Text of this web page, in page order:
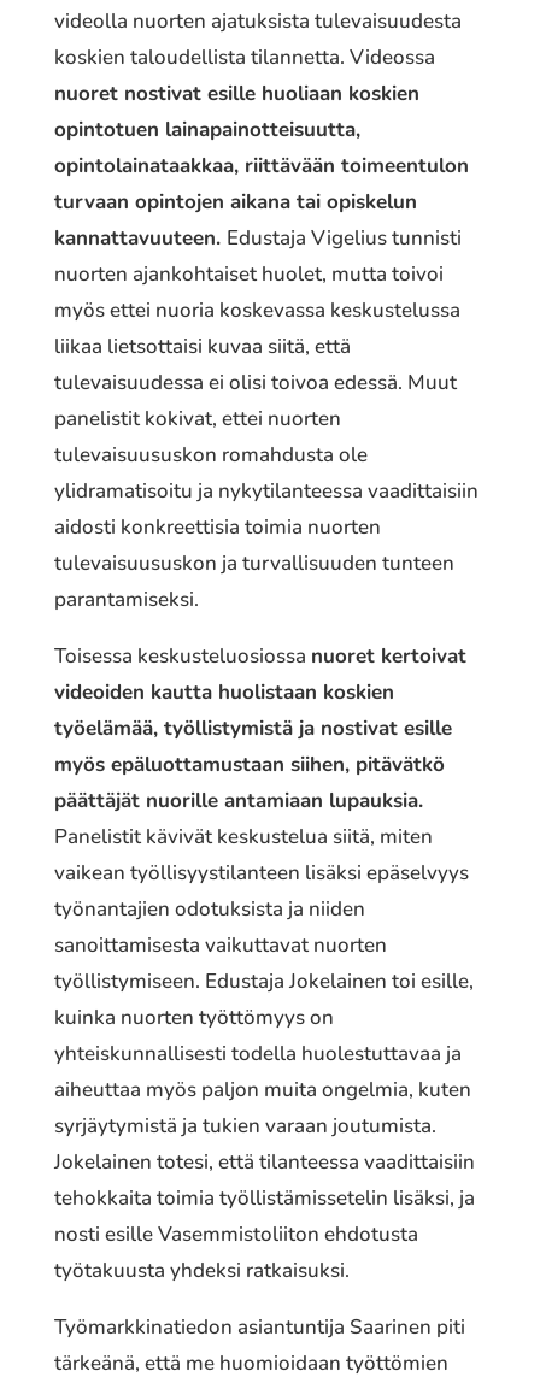
videolla nuorten ajatuksista tulevaisuudesta
koskien taloudellista tilannetta. Videossa
nuoret nostivat esille huoliaan koskien
opintotuen lainapainotteisuutta,
opintolainataakkaa, riittävään toimeentulon
turvaan opintojen aikana tai opiskelun
kannattavuuteen. Edustaja Vigelius tunnisti
nuorten ajankohtaiset huolet, mutta toivoi
myös ettei nuoria koskevassa keskustelussa
liikaa lietsottaisi kuvaa siitä, että
tulevaisuudessa ei olisi toivoa edessä. Muut
panelistit kokivat, ettei nuorten
tulevaisuususkon romahdusta ole
ylidramatisoitu ja nykytilanteessa vaadittaisiin
aidosti konkreettisia toimia nuorten
tulevaisuususkon ja turvallisuuden tunteen
parantamiseksi.
Toisessa keskusteluosiossa nuoret kertoivat
videoiden kautta huolistaan koskien
työelämää, työllistymistä ja nostivat esille
myös epäluottamustaan siihen, pitävätkö
päättäjät nuorille antamiaan lupauksia.
Panelistit kävivät keskustelua siitä, miten
vaikean työllisyystilanteen lisäksi epäselvyys
työnantajien odotuksista ja niiden
sanoittamisesta vaikuttavat nuorten
työllistymiseen. Edustaja Jokelainen toi esille,
kuinka nuorten työttömyys on
yhteiskunnallisesti todella huolestuttavaa ja
aiheuttaa myös paljon muita ongelmia, kuten
syrjäytymistä ja tukien varaan joutumista.
Jokelainen totesi, että tilanteessa vaadittaisiin
tehokkaita toimia työllistämissetelin lisäksi, ja
nosti esille Vasemmistoliiton ehdotusta
työtakuusta yhdeksi ratkaisuksi.
Työmarkkinatiedon asiantuntija Saarinen piti
tärkeänä, että me huomioidaan työttömien